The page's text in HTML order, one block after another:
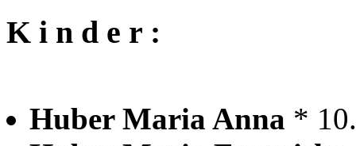
K i n d e r :
Huber Maria Anna *